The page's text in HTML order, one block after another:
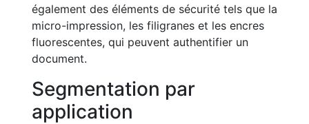
également des éléments de sécurité tels que la
micro-impression, les filigranes et les encres
fluorescentes, qui peuvent authentifier un
document.
Segmentation par
application